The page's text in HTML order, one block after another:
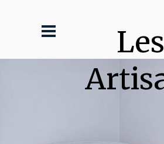
Les